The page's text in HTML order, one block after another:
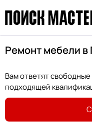
Ремонт мебели в
Вам ответят
подходящей